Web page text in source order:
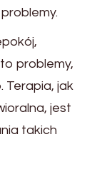
problemy,
Terapia, jak
jest
takich